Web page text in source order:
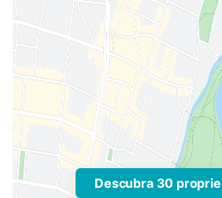
Descubra 30